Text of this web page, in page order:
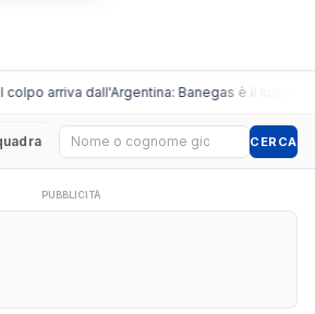
colpo arriva dall'Argentina: Banegas è il nuovo
Cerca giocatore CERCA
PUBBLICITÀ